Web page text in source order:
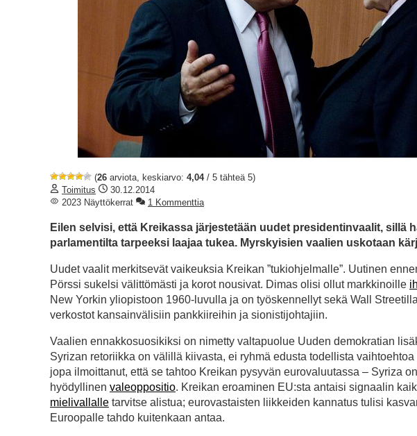
(26 arviota, keskiarvo: 4,04/ 5 tähteä 5)
Toimitus
30.12.2014
2023 Näyttökerrat
1 Kommenttia
Eilen selvisi, että Kreikassa järjestetään uudet presidentinvaalit, sillä
parlamentilta tarpeeksi laajaa tukea. Myrskyisien vaalien uskotaan
Uudet vaalit merkitsevät vaikeuksia Kreikan ”tukiohjelmalle”. Uutinen
Pörssi sukelsi välittömästi ja korot nousivat. Dimas olisi ollut markkinoille
New Yorkin yliopistoon 1960-luvulla ja on työskennellyt sekä Wall
verkostot kansainvälisiin pankkiireihin ja sionistijohtajiin.
Vaalien ennakkosuosikiksi on nimetty valtapuolue Uuden demokratian
Syrizan retoriikka on välillä kiivasta, ei ryhmä edusta todellista
jopa ilmoittanut, että se tahtoo Kreikan pysyvän eurovaluutassa – Syriza
hyödyllinen valeoppositio. Kreikan eroaminen EU:sta antaisi signaalin
mielivallalle tarvitse alistua; eurovastaisten liikkeiden kannatus tulisi
Euroopalle tahdo kuitenkaan antaa.